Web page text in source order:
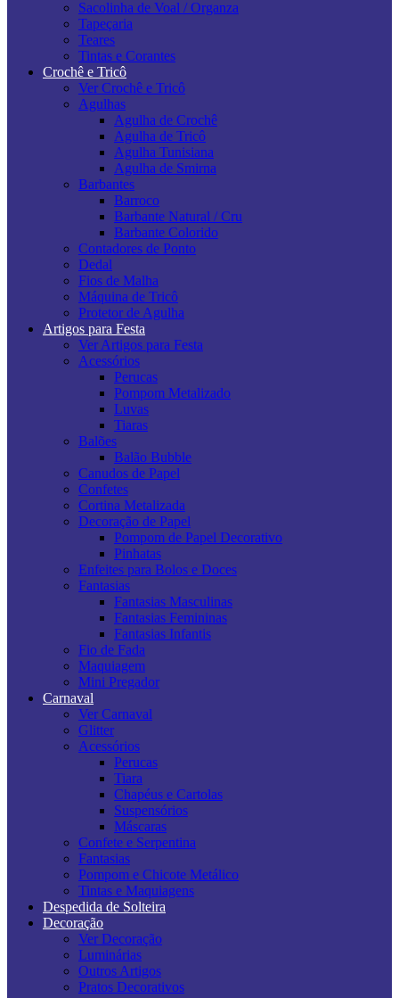
Sacolinha de Voal / Organza
Tapeçaria
Teares
Tintas e Corantes
Crochê e Tricô
Ver Crochê e Tricô
Agulhas
Agulha de Crochê
Agulha de Tricô
Agulha Tunisiana
Agulha de Smirna
Barbantes
Barroco
Barbante Natural / Cru
Barbante Colorido
Contadores de Ponto
Dedal
Fios de Malha
Máquina de Tricô
Protetor de Agulha
Artigos para Festa
Ver Artigos para Festa
Acessórios
Perucas
Pompom Metalizado
Luvas
Tiaras
Balões
Balão Bubble
Canudos de Papel
Confetes
Cortina Metalizada
Decoração de Papel
Pompom de Papel Decorativo
Pinhatas
Enfeites para Bolos e Doces
Fantasias
Fantasias Masculinas
Fantasias Femininas
Fantasias Infantis
Fio de Fada
Maquiagem
Mini Pregador
Carnaval
Ver Carnaval
Glitter
Acessórios
Perucas
Tiara
Chapéus e Cartolas
Suspensórios
Máscaras
Confete e Serpentina
Fantasias
Pompom e Chicote Metálico
Tintas e Maquiagens
Despedida de Solteira
Decoração
Ver Decoração
Luminárias
Outros Artigos
Pratos Decorativos